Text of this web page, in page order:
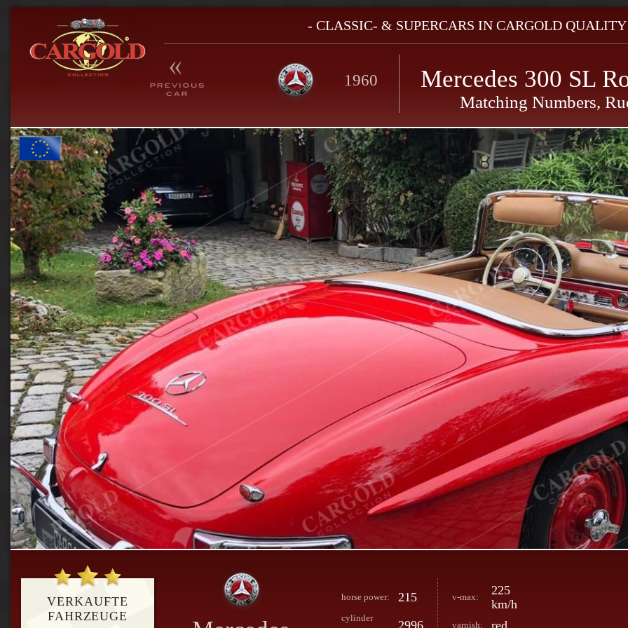
- CLASSIC- & SUPERCARS IN CARGOLD
1960 Mercedes 300 SL
Matching Numbers,
VERKAUFTE
FAHRZEUGE
horse power: 215
cylinder
2996
v-max:
225
km/h
varnish: red